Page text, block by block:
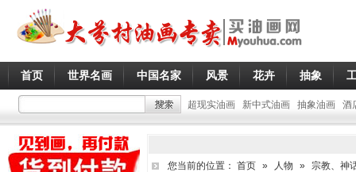
首页 世界名画 中国名家 风景 花卉 抽象
超现实油画 新中式油画 抽象油画 酒
您当前的位置： 首页 » 人物 » 宗教、神